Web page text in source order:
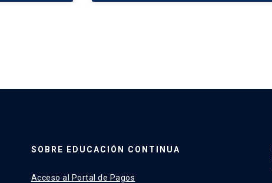
SOBRE EDUCACIÓN CONTINUA
Acceso al Portal de Pagos